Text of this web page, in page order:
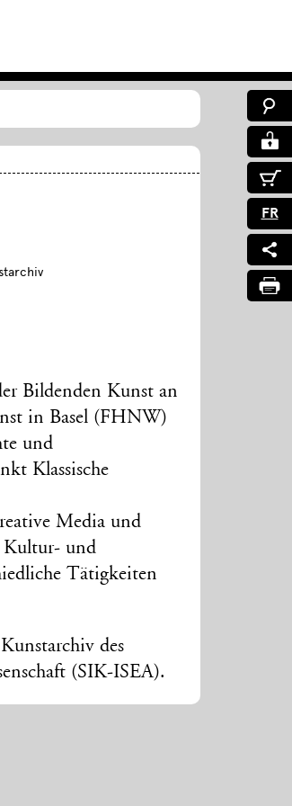
FR
Bildenden Kunst an
in Basel (FHNW)
und
Klassische
Media und
Kultur- und
Tätigkeiten
des
(SIK-ISEA).